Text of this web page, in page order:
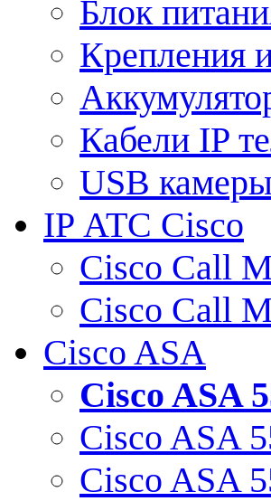
Блок
Крепления
Кабели IP
USB камеры
IP АТС Cisco
Cisco Call
Cisco Call
Cisco ASA
Cisco ASA
Cisco ASA
Cisco ASA